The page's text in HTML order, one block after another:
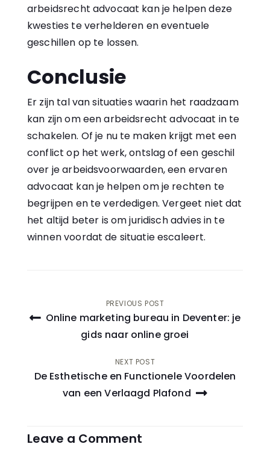
arbeidsrecht advocaat kan je helpen deze
kwesties te verhelderen en eventuele
geschillen op te lossen.
Conclusie
Er zijn tal van situaties waarin het raadzaam
kan zijn om eenarbeidsrecht advocaat in te
schakelen. Of je nu te maken krijgt met een
conflict op het werk, ontslag of een geschil
over je arbeidsvoorwaarden, een ervaren
advocaat kan je helpen om je rechten te
begrijpen en te verdedigen. Vergeet niet dat
het altijd beter is om juridisch advies in te
winnen voordat de situatie escaleert.
Bericht
navigatie
PREVIOUS POST
Online marketing bureau in Deventer: je
gids naar online groei
NEXT POST
De Esthetische en Functionele Voordelen
van een Verlaagd Plafond
Leave a Comment